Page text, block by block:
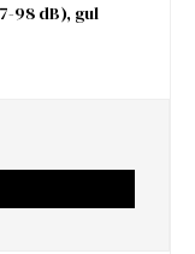
98 dB), gul